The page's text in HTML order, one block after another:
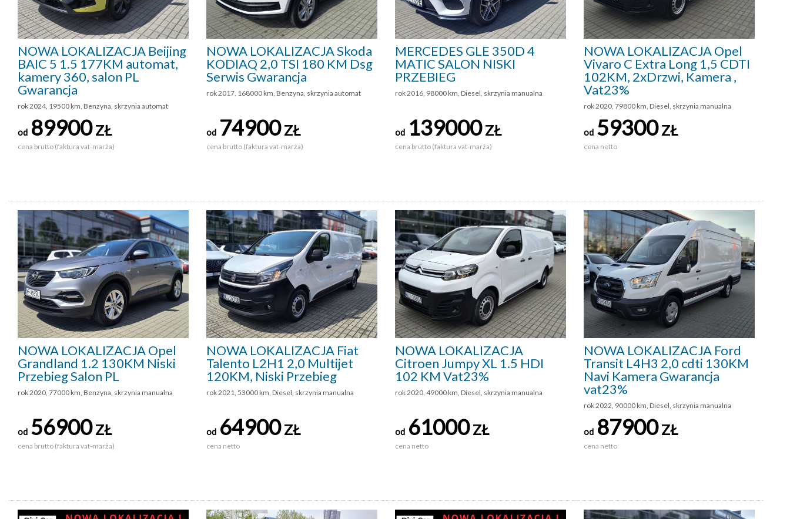
NOWA LOKALIZACJA Beijing
BAIC 5 1.5 177KM automat,
kamery 360, salon PL
Gwarancja
rok 2024, 19500 km, Benzyna, skrzynia automat
od 89900ZŁ
cena brutto (faktura vat-marża)
NOWA LOKALIZACJA Skoda
KODIAQ 2,0 TSI 180 KM Dsg
Serwis Gwarancja
rok 2017, 168000 km, Benzyna, skrzynia automat
od 74900ZŁ
cena brutto (faktura vat-marża)
MERCEDES GLE 350D 4
MATIC SALON NISKI
PRZEBIEG
rok 2016, 98000 km, Diesel, skrzynia manualna
od 139000ZŁ
cena brutto (faktura vat-marża)
NOWA LOKALIZACJA Opel
Vivaro C Extra Long 1,5 CDTI
102KM, 2xDrzwi, Kamera ,
Vat23%
rok 2020, 79800 km, Diesel, skrzynia manualna
od 59300ZŁ
cena netto
NOWA LOKALIZACJA Opel
Grandland 1.2 130KM Niski
Przebieg Salon PL
rok 2020, 77000 km, Benzyna, skrzynia manualna
od 56900ZŁ
cena brutto (faktura vat-marża)
NOWA LOKALIZACJA Fiat
Talento L2H1 2,0 Multijet
120KM, Niski Przebieg
rok 2021, 53000 km, Diesel, skrzynia manualna
od 64900ZŁ
cena netto
NOWA LOKALIZACJA
Citroen Jumpy XL 1.5 HDI
102 KM Vat23%
rok 2020, 49000 km, Diesel, skrzynia manualna
od 61000ZŁ
cena netto
NOWA LOKALIZACJA Ford
Transit L4H3 2,0 cdti 130KM
Navi Kamera Gwarancja
vat23%
rok 2022, 90000 km, Diesel, skrzynia manualna
od 87900ZŁ
cena netto